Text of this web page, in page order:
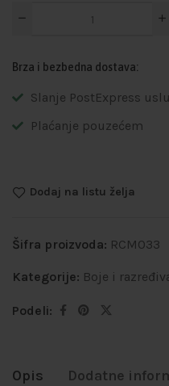
Brza i bezbedna dostava:
Slanje PostExpress
Plaćanje pouzećem
Dodaj na listu želja
Šifra proizvoda: RCM033
Kategorije: Boje i
Podeli:
Opis Dodatne